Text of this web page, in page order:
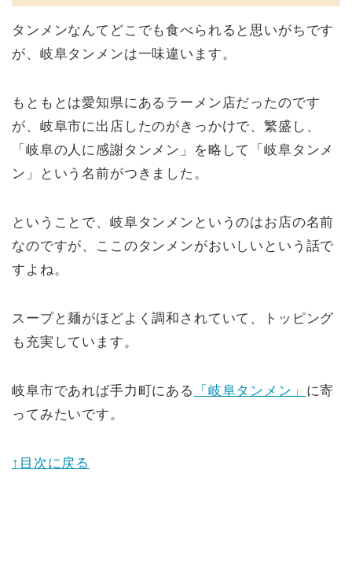
タンメンなんてどこでも食べられると思いがちです
が、岐阜タンメンは一味違います。
もともとは愛知県にあるラーメン店だったのです
が、岐阜市に出店したのがきっかけで、繁盛し、
「岐阜の人に感謝タンメン」を略して「岐阜タンメ
ン」という名前がつきました。
ということで、岐阜タンメンというのはお店の名前
なのですが、ここのタンメンがおいしいという話で
すよね。
スープと麺がほどよく調和されていて、トッピング
も充実しています。
岐阜市であれば手力町にある 「岐阜タンメン」 に寄
ってみたいです。
↑目次に戻る